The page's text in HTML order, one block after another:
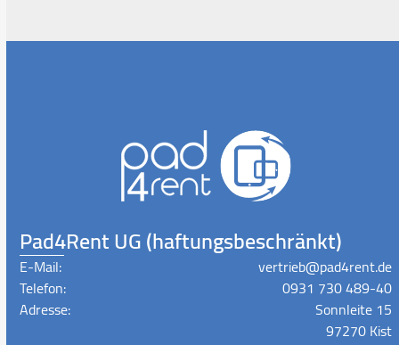
Pad4Rent UG (haftungsbeschränkt)
E-Mail:
vertrieb@pad4rent.de
Telefon:
0931 730 489-40
Adresse:
Sonnleite 15
97270 Kist